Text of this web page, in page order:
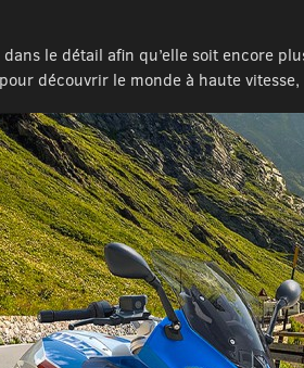
le détail afin qu’elle soit encore
découvrir le monde à haute